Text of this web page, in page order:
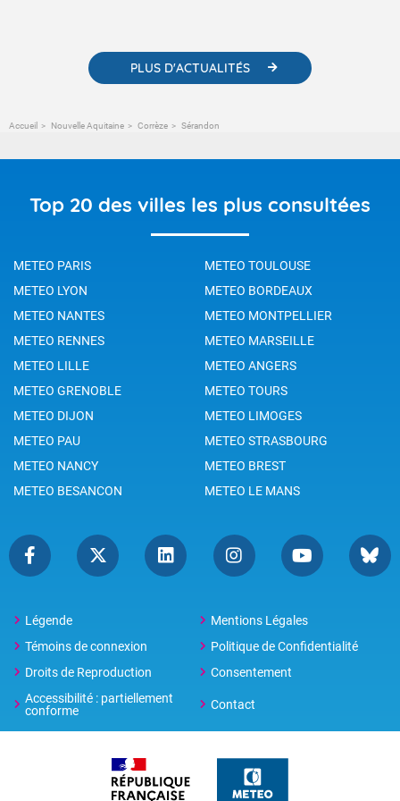
PLUS D'ACTUALITÉS
Accueil Nouvelle Aquitaine Corrèze Sérandon
Top 20 des villes les plus consultées
METEO PARIS
METEO TOULOUSE
METEO LYON
METEO BORDEAUX
METEO NANTES
METEO MONTPELLIER
METEO RENNES
METEO MARSEILLE
METEO LILLE
METEO ANGERS
METEO GRENOBLE
METEO TOURS
METEO DIJON
METEO LIMOGES
METEO PAU
METEO STRASBOURG
METEO NANCY
METEO BREST
METEO BESANCON
METEO LE MANS
Légende
Mentions Légales
Témoins de connexion
Politique de Confidentialité
Droits de Reproduction
Consentement
Accessibilité : partiellement
conforme
Contact